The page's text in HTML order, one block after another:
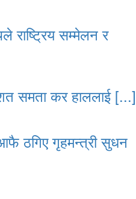
राष्ट्रिय सम्मेलन र
समता कर हाललाई [...]
ठगिए गृहमन्त्री सुधन